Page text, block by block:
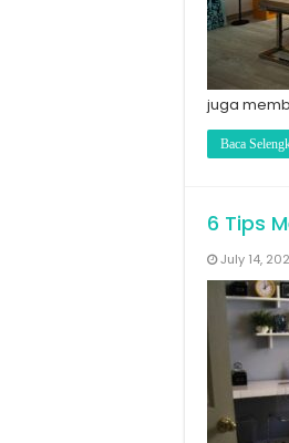
juga
Baca
6 Tips
July 14,